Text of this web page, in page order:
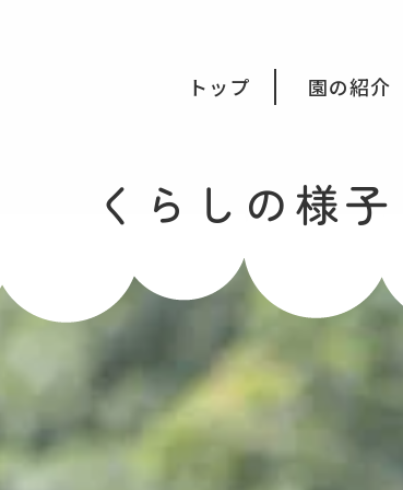
祉法人みつき福祉会
トップ 園の紹介
くらしの様子